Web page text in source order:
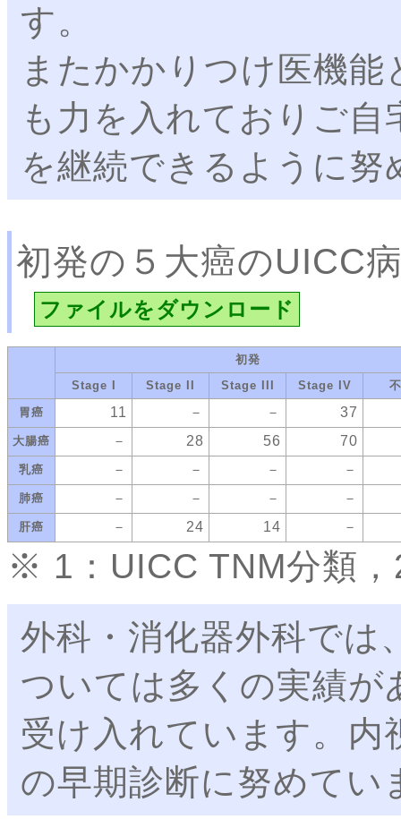
す。
またかかりつけ医機
も力を入れておりご
を継続できるように努
初発の５大癌のUICC
ファイルをダウンロード
初発
Stage I
Stage II Stage III Stage IV
胃癌
11 － － 37
大腸癌 － 28 56 70
乳癌 － － － －
肺癌 － － － －
肝癌 － 24 14 －
※ 1：UICC TNM分類
外科・消化器外科では
ついては多くの実績
受け入れています。内
の早期診断に努めてい